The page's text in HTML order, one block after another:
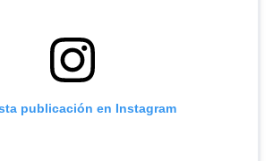
publicación en Instagram